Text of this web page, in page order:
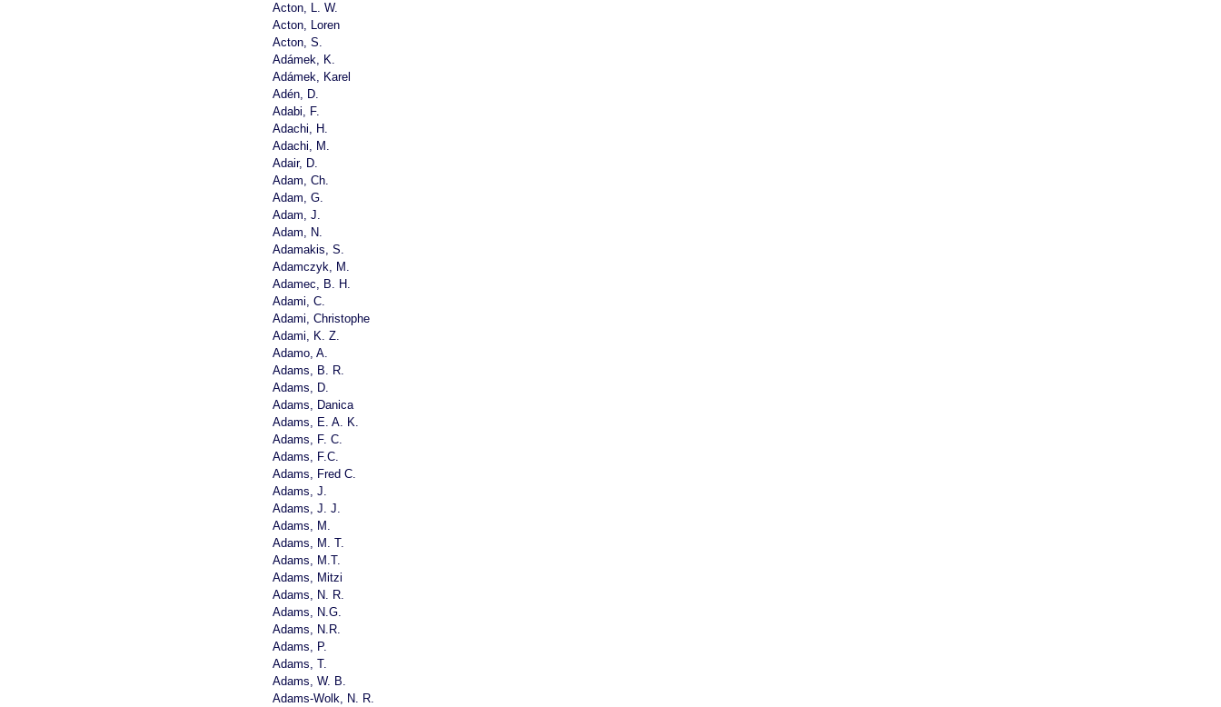
Acton, L. W.
Acton, Loren
Acton, S.
Adámek, K.
Adámek, Karel
Adén, D.
Adabi, F.
Adachi, H.
Adachi, M.
Adair, D.
Adam, Ch.
Adam, G.
Adam, J.
Adam, N.
Adamakis, S.
Adamczyk, M.
Adamec, B. H.
Adami, C.
Adami, Christophe
Adami, K. Z.
Adamo, A.
Adams, B. R.
Adams, D.
Adams, Danica
Adams, E. A. K.
Adams, F. C.
Adams, F.C.
Adams, Fred C.
Adams, J.
Adams, J. J.
Adams, M.
Adams, M. T.
Adams, M.T.
Adams, Mitzi
Adams, N. R.
Adams, N.G.
Adams, N.R.
Adams, P.
Adams, T.
Adams, W. B.
Adams-Wolk, N. R.